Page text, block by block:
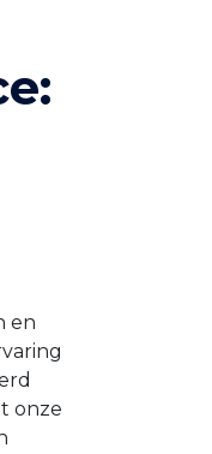
en
onze